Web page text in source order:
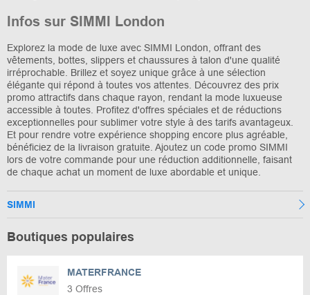
Infos sur SIMMI London
Explorez la mode de luxe avec SIMMI London, offrant des
vêtements, bottes, slippers et chaussures à talon d'une qualité
irréprochable. Brillez et soyez unique grâce à une sélection
élégante qui répond à toutes vos attentes. Découvrez des prix
promo attractifs dans chaque rayon, rendant la mode luxueuse
accessible à toutes. Profitez d'offres spéciales et de réductions
exceptionnelles pour sublimer votre style à des tarifs avantageux.
Et pour rendre votre expérience shopping encore plus agréable,
bénéficiez de la livraison gratuite. Ajoutez un code promo SIMMI
lors de votre commande pour une réduction additionnelle, faisant
de chaque achat un moment de luxe abordable et unique.
SIMMI
Boutiques populaires
MATERFRANCE
3 Offres